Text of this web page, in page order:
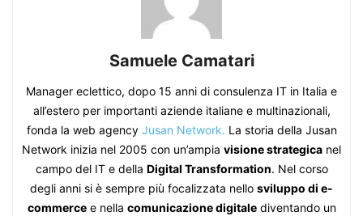
Samuele Camatari
Manager eclettico, dopo 15 anni di consulenza IT in Italia e
all’estero per importanti aziende italiane e multinazionali,
fonda la web agency Jusan Network. La storia della Jusan
Network inizia nel 2005 con un’ampia visione strategica nel
campo del IT e della Digital Transformation. Nel corso
degli anni si è sempre più focalizzata nello sviluppo di e-
commercee nella comunicazione digitalediventando un